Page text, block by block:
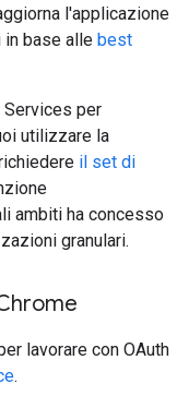
l'applicazione
base alle best
Services per
utilizzare la
il set di
ambiti ha concesso
granulari.
lavorare con OAuth
.